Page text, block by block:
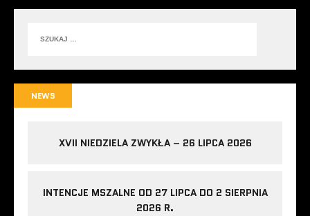
NEWS
XVII NIEDZIELA ZWYKŁA – 26 LIPCA 2026
INTENCJE MSZALNE OD 27 LIPCA DO 2 SIERPNIA
2026 R.